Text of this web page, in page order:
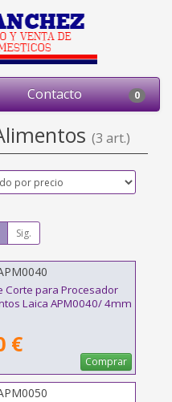
Contacto 0
(3 art.)
Sig.
Corte para Procesador
Laica APM0040/ 4mm
€
Comprar